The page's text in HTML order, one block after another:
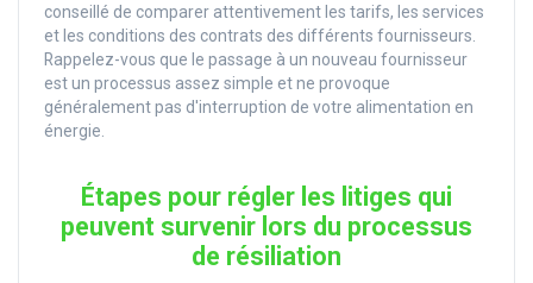
conseillé de comparer attentivement les tarifs, les services
et les conditions des contrats des différents fournisseurs.
Rappelez-vous que le passage à un nouveau fournisseur
est un processus assez simple et ne provoque
généralement pas d'interruption de votre alimentation en
énergie.
Étapes pour régler les litiges qui
peuvent survenir lors du processus
de résiliation